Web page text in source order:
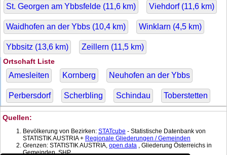
St. Georgen am Ybbsfelde (11,6 km) Viehdorf (11,6 km)
Waidhofen an der Ybbs (10,4 km) Winklarn (4,5 km)
Ybbsitz (13,6 km) Zeillern (11,5 km)
Ortschaft Liste
Amesleiten Kornberg Neuhofen an der Ybbs
Perbersdorf Scherbling Schindau Toberstetten
Quellen:
Bevölkerung von Bezirken: STATcube - Statistische Datenbank von
STATISTIK AUSTRIA + Regionale Gliederungen / Gemeinden
Grenzen: STATISTIK AUSTRIA, open.data , Gliederung Österreichs in
Gemeinden, SHP